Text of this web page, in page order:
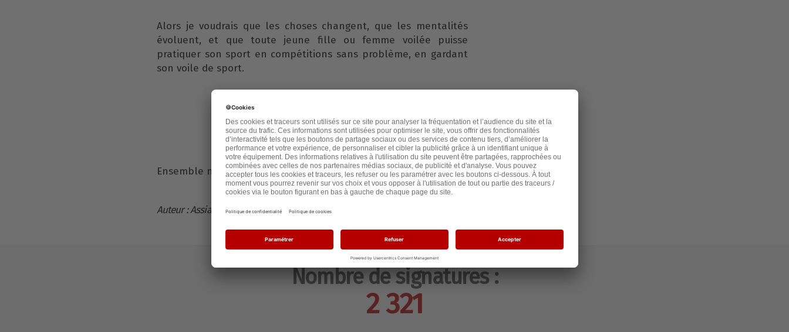
Alors je voudrais que les choses changent, que les mentalités
évoluent, et que toute jeune fille ou femme voilée puisse
pratiquer son sport en compétitions sans problème, en gardant
son voile de sport.
Ensemble nous pouvons changer les choses, j’en suis certaine !
Auteur : Assia C.
Nombre de signatures :
2 321